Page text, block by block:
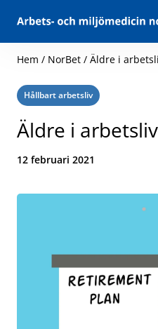
Hem / NorBet / Äldre i
Kategori:
Hållbart arbetsliv
Äldre i
Datum:
12 februari 2021